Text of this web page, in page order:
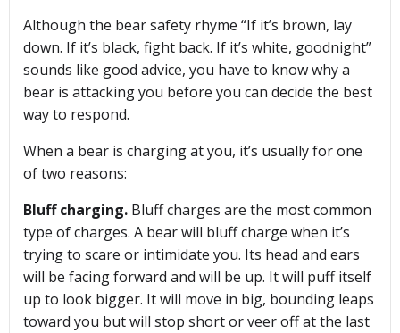
Although the bear safety rhyme “If it’s brown, lay
down. If it’s black, fight back. If it’s white, goodnight”
sounds like good advice, you have to know why a
bear is attacking you before you can decide the best
way to respond.
When a bear is charging at you, it’s usually for one
of two reasons:
Bluff charging. Bluff charges are the most common
type of charges. A bear will bluff charge when it’s
trying to scare or intimidate you. Its head and ears
will be facing forward and will be up. It will puff itself
up to look bigger. It will move in big, bounding leaps
toward you but will stop short or veer off at the last